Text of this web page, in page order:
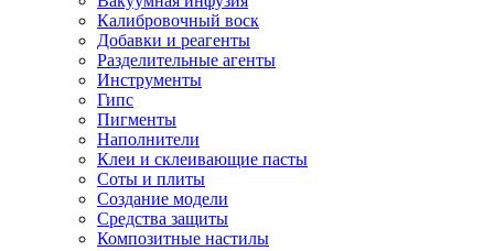
Калибровочный воск
Добавки и реагенты
Разделительные агенты
Инструменты
Гипс
Пигменты
Наполнители
Клеи и склеивающие пасты
Соты и плиты
Создание модели
Средства защиты
Композитные настилы